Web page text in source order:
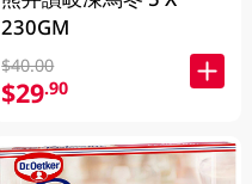
230GM
$40.00
$29.90